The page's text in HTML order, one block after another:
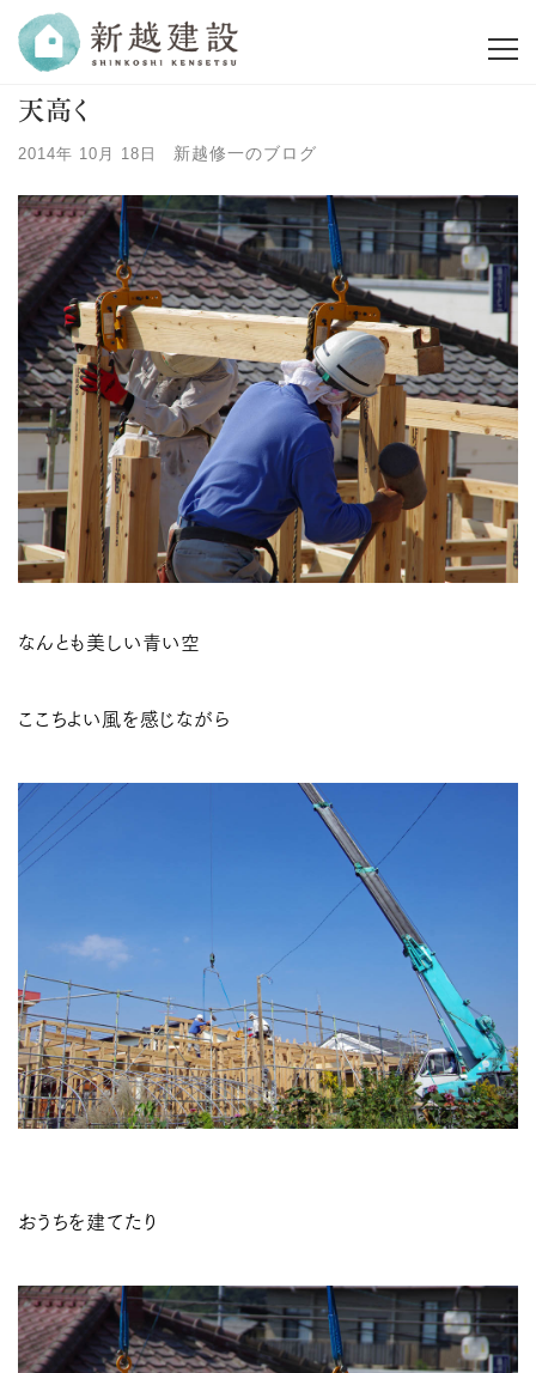
天高く
2014年 10月 18日 新越修一のブログ
なんとも美しい青い空
ここちよい風を感じながら
おうちを建てたり